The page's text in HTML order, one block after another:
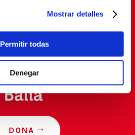
Mostrar detalles
Permitir todas
Denegar
DONA